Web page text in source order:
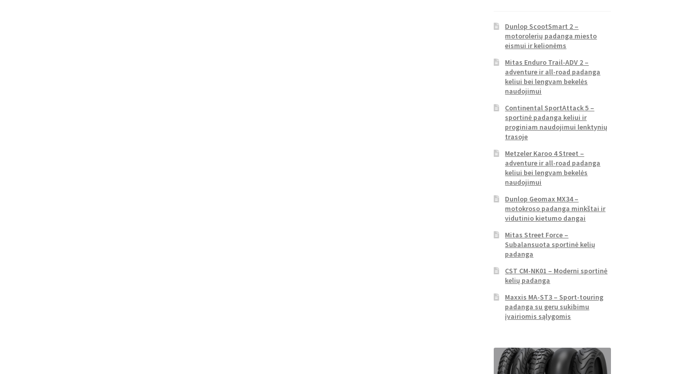
Dunlop ScootSmart 2 –
motorolerių padanga miesto
eismui ir kelionėms
Mitas Enduro Trail-ADV 2 –
adventure ir all-road padanga
keliui bei lengvam bekelės
naudojimui
Continental SportAttack 5 –
sportinė padanga keliui ir
proginiam naudojimui lenktynių
trasoje
Metzeler Karoo 4 Street –
adventure ir all-road padanga
keliui bei lengvam bekelės
naudojimui
Dunlop Geomax MX34 –
motokroso padanga minkštai ir
vidutinio kietumo dangai
Mitas Street Force –
Subalansuota sportinė kelių
padanga
CST CM-NK01 – Moderni sportinė
kelių padanga
Maxxis MA-ST3 – Sport-touring
padanga su geru sukibimu
įvairiomis sąlygomis